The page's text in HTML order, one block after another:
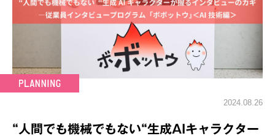
2024.08.26
“人間でも機械でもない“生成AIキャラクター